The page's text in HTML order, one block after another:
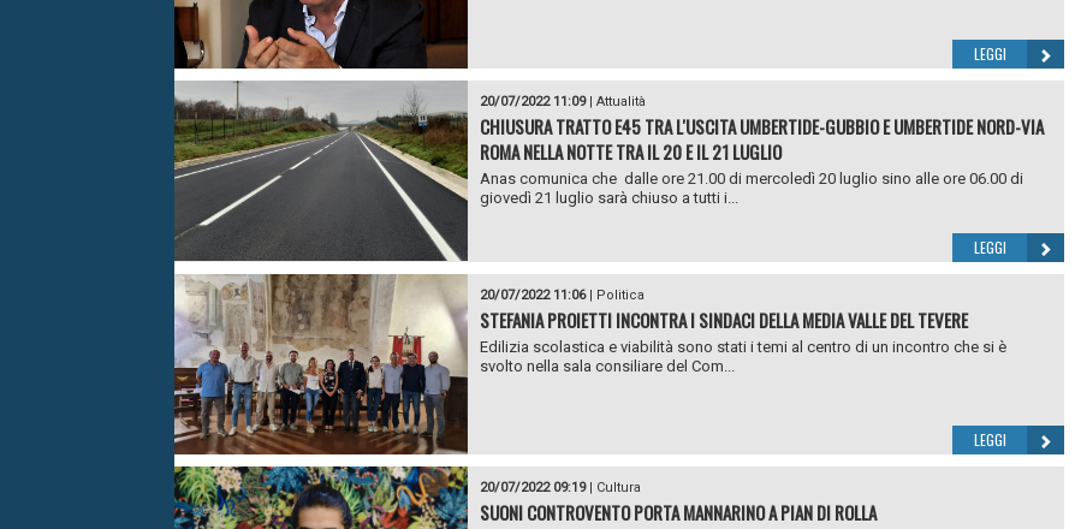
LEGGI
20/07/2022 11:09| Attualità
CHIUSURA TRATTO E45 TRA L'USCITA UMBERTIDE-GUBBIO E UMBERTIDE NORD-VIA
ROMA NELLA NOTTE TRA IL 20 E IL 21 LUGLIO
Anas comunica che dalle ore 21.00 di mercoledì 20 luglio sino alle ore 06.00 di
giovedì 21 luglio sarà chiuso a tutti i...
LEGGI
20/07/2022 11:06| Politica
STEFANIA PROIETTI INCONTRA I SINDACI DELLA MEDIA VALLE DEL TEVERE
Edilizia scolastica e viabilità sono stati i temi al centro di un incontro che si è
svolto nella sala consiliare del Com...
LEGGI
20/07/2022 09:19| Cultura
SUONI CONTROVENTO PORTA MANNARINO A PIAN DI ROLLA